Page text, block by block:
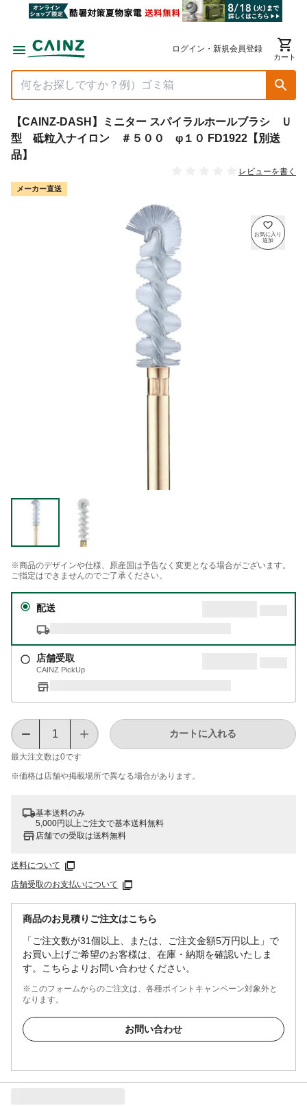
ログイン・新規会員登録
カート
【CAINZ-DASH】ミニター スパイラルホールブラシ Ｕ
型 砥粒入ナイロン ＃５００ φ１０ FD1922【別送
品】
レビューを書く
メーカー直送
※商品のデザインや仕様、原産国は予告なく変更となる場合がございます。
ご指定はできませんのでご了承ください。
配送
店舗受取
CAINZ PickUp
最大注文数は0です
カートに入れる
※価格は​店舗や​掲載場所で​異なる​場合が​あります。
基本送料のみ
5,000円以上ご注文で基本送料無料
店舗での受取は送料無料
送料について
店舗受取のお支払いについて
商品のお見積りご注文はこちら
「ご注文数が31個以上、または、ご注文金額5万円以上」で
お買い上げご希望のお客様は、在庫・納期を確認いたしま
す。こちらよりお問い合わせください。
※このフォームからのご注文は、各種ポイントキャンペーン対象外と
なります。
お問い合わせ